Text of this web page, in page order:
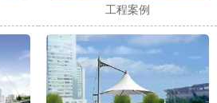
工程案例